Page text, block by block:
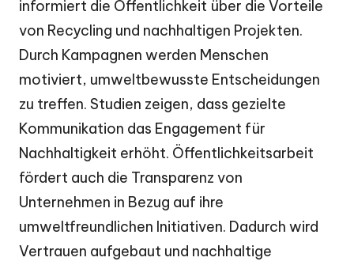
informiert die Öffentlichkeit über die Vorteile
von Recycling und nachhaltigen Projekten.
Durch Kampagnen werden Menschen
motiviert, umweltbewusste Entscheidungen
zu treffen. Studien zeigen, dass gezielte
Kommunikation das Engagement für
Nachhaltigkeit erhöht. Öffentlichkeitsarbeit
fördert auch die Transparenz von
Unternehmen in Bezug auf ihre
umweltfreundlichen Initiativen. Dadurch wird
Vertrauen aufgebaut und nachhaltige